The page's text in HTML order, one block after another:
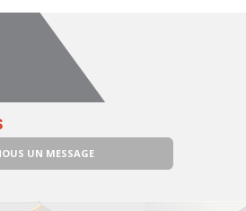
UN MESSAGE